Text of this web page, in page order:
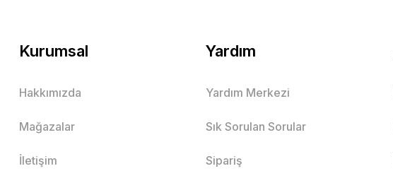
Kurumsal
Hakkımızda
Mağazalar
İletişim
Yardım
Yardım Merkezi
Sık Sorulan Sorular
Sipariş